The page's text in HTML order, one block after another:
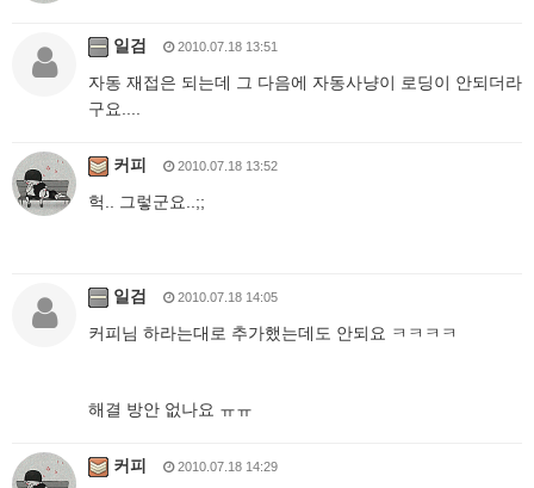
일검 2010.07.18 13:51
자동 재접은 되는데 그 다음에 자동사냥이 로딩이 안되더라
구요....
커피 2010.07.18 13:52
헉.. 그렇군요..;;
일검 2010.07.18 14:05
커피님 하라는대로 추가했는데도 안되요 ㅋㅋㅋㅋ
해결 방안 없나요 ㅠㅠ
커피 2010.07.18 14:29